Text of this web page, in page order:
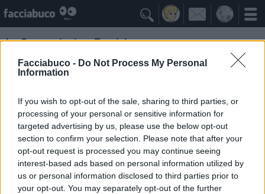
Facciabuco - Do Not Process My Personal
Information
If you wish to opt-out of the sale, sharing to third parties, or
processing of your personal or sensitive information for
targeted advertising by us, please use the below opt-out
section to confirm your selection. Please note that after your
opt-out request is processed you may continue seeing
interest-based ads based on personal information utilized by
us or personal information disclosed to third parties prior to
your opt-out. You may separately opt-out of the further

Le Generazioni su Facciabuco
A quale generazione appartengono i facciabuchini
data di registrazione su Facciabuco.